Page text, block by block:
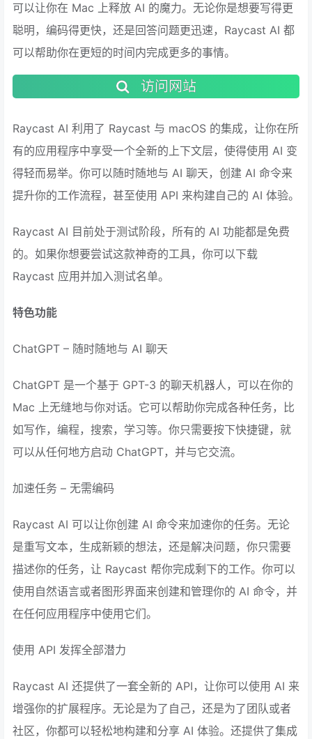
可以让你在 Mac 上释放 AI 的魔力。无论你是想要写得更
聪明，编码得更快，还是回答问题更迅速，Raycast AI 都
可以帮助你在更短的时间内完成更多的事情。
访问网站
Raycast AI 利用了 Raycast 与 macOS 的集成，让你在所
有的应用程序中享受一个全新的上下文层，使得使用 AI 变
得轻而易举。你可以随时随地与 AI 聊天，创建 AI 命令来
提升你的工作流程，甚至使用 API 来构建自己的 AI 体验。
Raycast AI 目前处于测试阶段，所有的 AI 功能都是免费
的。如果你想要尝试这款神奇的工具，你可以下载
Raycast 应用并加入测试名单。
特色功能
ChatGPT – 随时随地与 AI 聊天
ChatGPT 是一个基于 GPT-3 的聊天机器人，可以在你的
Mac 上无缝地与你对话。它可以帮助你完成各种任务，比
如写作，编程，搜索，学习等。你只需要按下快捷键，就
可以从任何地方启动 ChatGPT，并与它交流。
加速任务 – 无需编码
Raycast AI 可以让你创建 AI 命令来加速你的任务。无论
是重写文本，生成新颖的想法，还是解决问题，你只需要
描述你的任务，让 Raycast 帮你完成剩下的工作。你可以
使用自然语言或者图形界面来创建和管理你的 AI 命令，并
在任何应用程序中使用它们。
使用 API 发挥全部潜力
Raycast AI 还提供了一套全新的 API，让你可以使用 AI 来
增强你的扩展程序。无论是为了自己，还是为了团队或者
社区，你都可以轻松地构建和分享 AI 体验。还提供了集成